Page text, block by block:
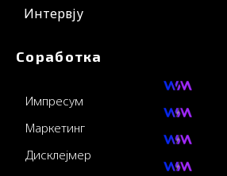
Интервју
Соработка
Импресум
Маркетинг
Дисклејмер